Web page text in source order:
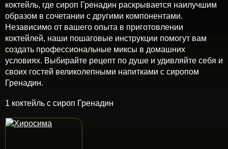
коктейль, где сироп Гренадин раскрывается наилучшим
образом в сочетании с другими компонентами.
Независимо от вашего опыта в приготовлении
коктейлей, наши пошаговые инструкции помогут вам
создать профессиональные миксы в домашних
условиях. Выбирайте рецепт по душе и удивляйте себя и
своих гостей великолепными напитками с сиропом
Гренадин.
1 коктейль с сироп Гренадин